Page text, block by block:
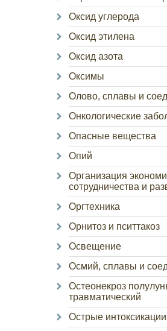
Оксид углерода
Оксид этилена
Оксид азота
Оксимы
Олово, сплавы и
Онкологические
Опасные вещества
Опий
Организация
сотрудничества и
Оргтехника
Орнитоз и пситтакоз
Освещение
Осмий, сплавы и
Остеонекроз
травматический
Острые